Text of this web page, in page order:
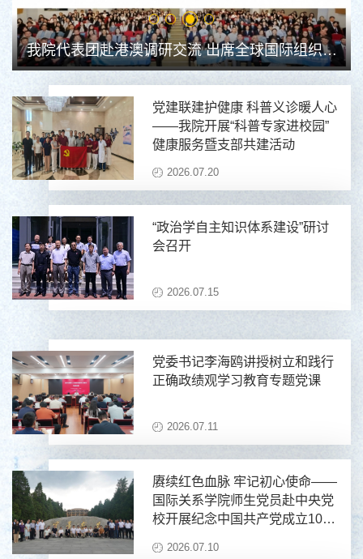
我院代表团赴港澳调研交流 出席全球国际组织人
才培养高峰论坛
党建联建护健康 科普义诊暖人心
——我院开展“科普专家进校园”
健康服务暨支部共建活动
2026.07.20
“政治学自主知识体系建设”研讨
会召开
2026.07.15
党委书记李海鸥讲授树立和践行
正确政绩观学习教育专题党课
2026.07.11
赓续红色血脉 牢记初心使命——
国际关系学院师生党员赴中央党
校开展纪念中国共产党成立105
活动
2026.07.10